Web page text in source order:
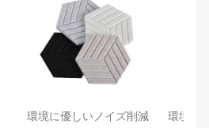
環境に優しいノイズ削減
環境に